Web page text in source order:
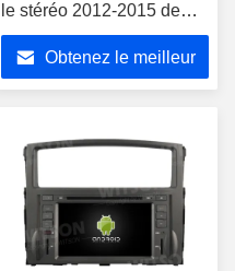
le stéréo 2012-2015 de
multimédia de voiture de
Mitsubishi Pajero V93 V97
V98 GPS Carplay
Obtenez le meilleur